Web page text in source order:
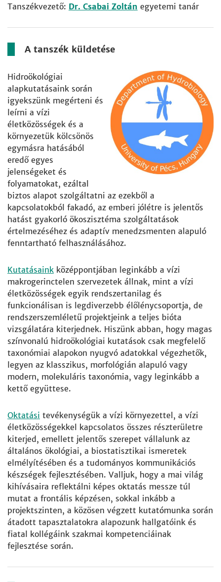
Tanszékvezető: Dr. Csabai Zoltán egyetemi tanár
A tanszék küldetése
Hidroökológiai
alapkutatásaink során
igyekszünk megérteni és
leírni a vízi
életközösségek és a
környezetük kölcsönös
egymásra hatásából
eredő egyes
jelenségeket és
folyamatokat, ezáltal
biztos alapot szolgáltatni az ezekből a
kapcsolatokból fakadó, az emberi jólétre is jelentős
hatást gyakorló ökoszisztéma szolgáltatások
értelmezéséhez és adaptív menedzsmenten alapuló
fenntartható felhasználásához.
Kutatásaink középpontjában leginkább a vízi
makrogerinctelen szervezetek állnak, mint a vízi
életközösségek egyik rendszertanilag és
funkcionálisan is legdiverzebb élőlénycsoportja, de
rendszerszemléletű projektjeink a teljes bióta
vizsgálatára kiterjednek. Hiszünk abban, hogy magas
színvonalú hidroökológiai kutatások csak megfelelő
taxonómiai alapokon nyugvó adatokkal végezhetők,
legyen az klasszikus, morfológián alapuló vagy
modern, molekuláris taxonómia, vagy leginkább a
kettő együttese.
Oktatási tevékenységük a vízi környezettel, a vízi
életközösségekkel kapcsolatos összes részterületre
kiterjed, emellett jelentős szerepet vállalunk az
általános ökológiai, a biostatisztikai ismeretek
elmélyítésében és a tudományos kommunikációs
készségek fejlesztésében. Valljuk, hogy a mai világ
kihívásaira reflektálni képes oktatás messze túl
mutat a frontális képzésen, sokkal inkább a
projektszinten, a közösen végzett kutatómunka során
átadott tapasztalatokra alapozunk hallgatóink és
fiatal kollégáink szakmai kompetenciáinak
fejlesztése során.